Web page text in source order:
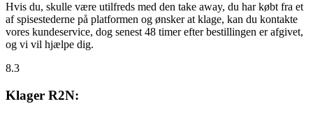
Hvis du, skulle være utilfreds med den take away, du har købt fra et
af spisestederne på platformen og ønsker at klage, kan du kontakte
vores kundeservice, dog senest 48 timer efter bestillingen er afgivet,
og vi vil hjælpe dig.
8.3
Klager R2N: